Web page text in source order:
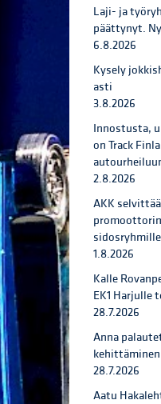
Laji- ja
päättynyt.
6.8.2026
Kysely
asti
3.8.2026
Innostusta,
on Track
2.8.2026
AKK
sidosryhmille
1.8.2026
Kalle
EK1 Harjulle
28.7.2026
Anna
kehittäminen
28.7.2026
Aatu